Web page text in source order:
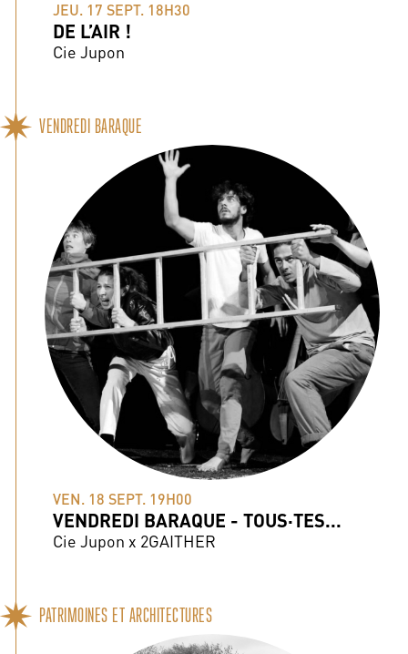
JEU. 17 SEPT. 18H30
DE L’AIR !
Cie Jupon
VENDREDI BARAQUE
VEN. 18 SEPT. 19H00
VENDREDI BARAQUE - TOUS·TES...
Cie Jupon x 2GAITHER
PATRIMOINES ET ARCHITECTURES